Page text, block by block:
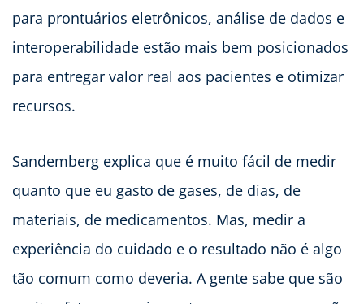
para prontuários eletrônicos, análise de dados e
interoperabilidade estão mais bem posicionados
para entregar valor real aos pacientes e otimizar
recursos.
Sandemberg explica que é muito fácil de medir
quanto que eu gasto de gases, de dias, de
materiais, de medicamentos. Mas, medir a
experiência do cuidado e o resultado não é algo
tão comum como deveria. A gente sabe que são